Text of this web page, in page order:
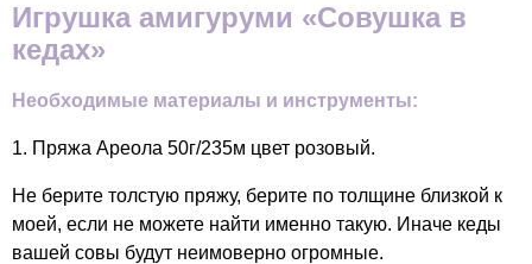
Игрушка амигуруми «Совушка в
кедах»
Необходимые материалы и инструменты:
1. Пряжа Ареола 50г/235м цвет розовый.
Не берите толстую пряжу, берите по толщине близкой к
моей, если не можете найти именно такую. Иначе кеды
вашей совы будут неимоверно огромные.